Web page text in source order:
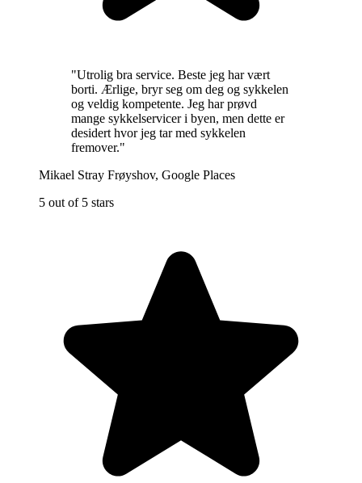
"Utrolig bra service. Beste jeg har vært
borti. Ærlige, bryr seg om deg og sykkelen
og veldig kompetente. Jeg har prøvd
mange sykkelservicer i byen, men dette er
desidert hvor jeg tar med sykkelen
fremover."
Mikael Stray Frøyshov, Google Places
5 out of 5 stars